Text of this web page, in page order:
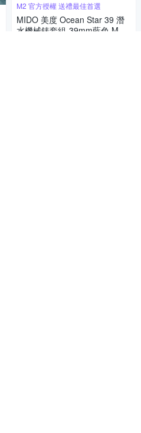
M2 官方授權 送禮最佳首選
MIDO 美度 Ocean Star 39 潛
水機械錶套組-39mm藍色 M02